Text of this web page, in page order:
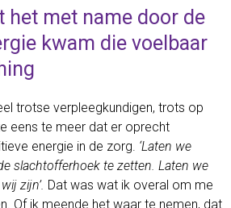
het met name door de
kwam die voelbaar
trotse verpleegkundigen, trots op
eens te meer dat er oprecht
energie in de zorg. ‘Laten we
slachtofferhoek te zetten. Laten we
zijn’. Dat was wat ik overal om me
Of ik meende het waar te nemen, dat